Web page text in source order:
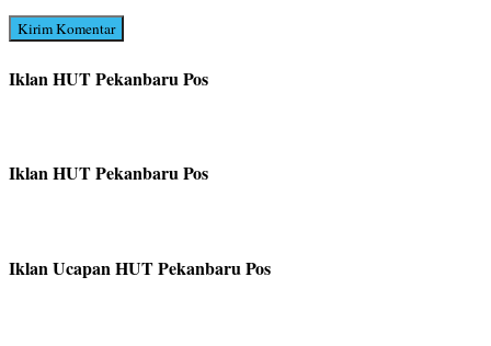
Iklan HUT Pekanbaru Pos
Iklan HUT Pekanbaru Pos
Iklan Ucapan HUT Pekanbaru Pos